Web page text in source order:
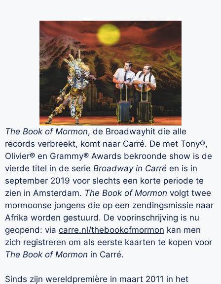
The Book of Mormon, de Broadwayhit die alle
records verbreekt, komt naar Carré. De met Tony®,
Olivier® en Grammy® Awards bekroonde show is de
vierde titel in de serie Broadway in Carré en is in
september 2019 voor slechts een korte periode te
zien in Amsterdam. The Book of Mormon volgt twee
mormoonse jongens die op een zendingsmissie naar
Afrika worden gestuurd. De voorinschrijving is nu
geopend: via carre.nl/thebookofmormon kan men
zich registreren om als eerste kaarten te kopen voor
The Book of Mormon in Carré.
Sinds zijn wereldpremière in maart 2011 in het